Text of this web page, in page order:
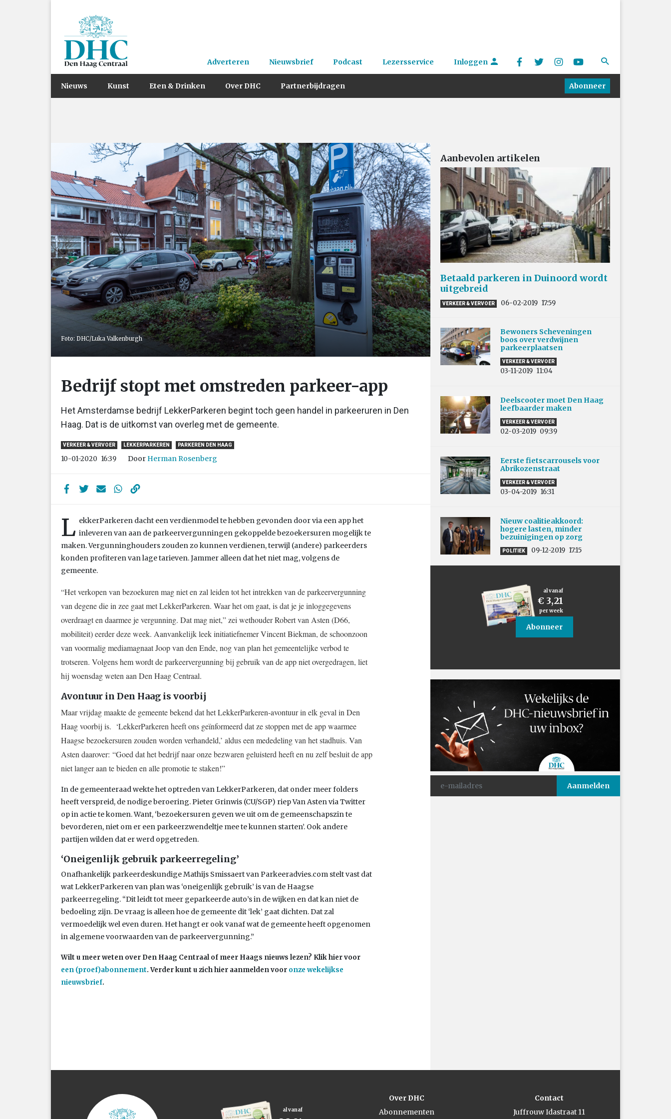
Adverteren Nieuwsbrief Podcast Lezersservice Inloggen
Nieuws Kunst Eten & Drinken Over DHC Partnerbijdragen Abonneer
Foto: DHC/Luka Valkenburgh
Bedrijf stopt met omstreden parkeer-app
Het Amsterdamse bedrijf LekkerParkeren begint toch geen handel in parkeeruren in Den
Haag. Dat is de uitkomst van overleg met de gemeente.
VERKEER & VERVOER LEKKERPARKEREN PARKEREN DEN HAAG
10-01-2020 16:39 Door Herman Rosenberg
L ekkerParkeren dacht een verdienmodel te hebben gevonden door via een app het
inleveren van aan de parkeervergunningen gekoppelde bezoekersuren mogelijk te
maken. Vergunninghouders zouden zo kunnen verdienen, terwijl (andere) parkeerders
konden profiteren van lage tarieven. Jammer alleen dat het niet mag, volgens de
gemeente.
“Het verkopen van bezoekuren mag niet en zal leiden tot het intrekken van de parkeervergunning
van degene die in zee gaat met LekkerParkeren. Waar het om gaat, is dat je je inloggegevens
overdraagt en daarmee je vergunning. Dat mag niet,” zei wethouder Robert van Asten (D66,
mobiliteit) eerder deze week. Aanvankelijk leek initiatiefnemer Vincent Biekman, de schoonzoon
van voormalig mediamagnaat Joop van den Ende, nog van plan het gemeentelijke verbod te
trotseren. Volgens hem wordt de parkeervergunning bij gebruik van de app niet overgedragen, liet
hij woensdag weten aan Den Haag Centraal.
Avontuur in Den Haag is voorbij
Maar vrijdag maakte de gemeente bekend dat het LekkerParkeren-avontuur in elk geval in Den
Haag voorbij is. ‘LekkerParkeren heeft ons geïnformeerd dat ze stoppen met de app waarmee
Haagse bezoekersuren zouden worden verhandeld,’ aldus een mededeling van het stadhuis. Van
Asten daarover: “Goed dat het bedrijf naar onze bezwaren geluisterd heeft en nu zelf besluit de app
niet langer aan te bieden en alle promotie te staken!”
In de gemeenteraad wekte het optreden van LekkerParkeren, dat onder meer folders
heeft verspreid, de nodige beroering. Pieter Grinwis (CU/SGP) riep Van Asten via Twitter
op in actie te komen. Want, ‘bezoekersuren geven we uit om de gemeenschapszin te
bevorderen, niet om er een parkeerzwendeltje mee te kunnen starten’. Ook andere
partijen wilden dat er werd opgetreden.
‘Oneigenlijk gebruik parkeerregeling’
Onafhankelijk parkeerdeskundige Mathijs Smissaert van Parkeeradvies.com stelt vast dat
wat LekkerParkeren van plan was ‘oneigenlijk gebruik’ is van de Haagse
parkeerregeling. “Dit leidt tot meer geparkeerde auto’s in de wijken en dat kan niet de
bedoeling zijn. De vraag is alleen hoe de gemeente dit ‘lek’ gaat dichten. Dat zal
vermoedelijk wel even duren. Het hangt er ook vanaf wat de gemeente heeft opgenomen
in algemene voorwaarden van de parkeervergunning.”
Wilt u meer weten over Den Haag Centraal of meer Haags nieuws lezen? Klik hier voor
een (proef)abonnement. Verder kunt u zich hier aanmelden voor onze wekelijkse
nieuwsbrief.
Aanbevolen artikelen
Betaald parkeren in Duinoord wordt
uitgebreid
VERKEER & VERVOER 06-02-2019 17:59
Bewoners Scheveningen
boos over verdwijnen
parkeerplaatsen
VERKEER & VERVOER
03-11-2019 11:04
Deelscooter moet Den Haag
leefbaarder maken
VERKEER & VERVOER
02-03-2019 09:39
Eerste fietscarrousels voor
Abrikozenstraat
VERKEER & VERVOER
03-04-2019 16:31
Nieuw coalitieakkoord:
hogere lasten, minder
bezuinigingen op zorg
POLITIEK 09-12-2019 17:15
al vanaf
€ 3,21
per week
Abonneer
al vanaf
Over DHC
Abonnementen
Contact
Juffrouw Idastraat 11